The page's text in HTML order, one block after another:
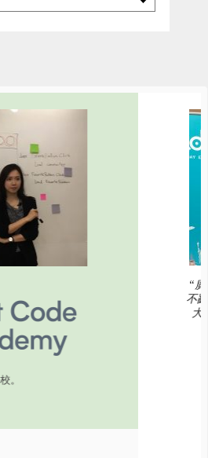
“廣大人際網絡、注重細節及角
不亂的危機處理，令是次融資發
大媒體關注，連帶銷售數字也有